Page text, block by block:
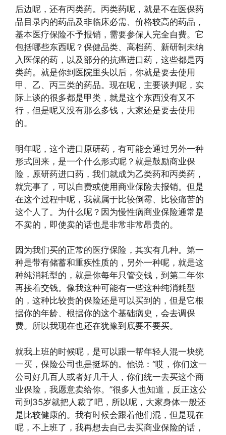
后边呢，还有丙类药。丙类药呢，就是不在医保药
品目录内的药品及非临床必需、价格较高的药品，
基本医疗保险不予报销，需要参保人完全自费。它
包括哪些东西呢？保健品类、高档药、新研制未纳
入医保的药，以及部分的抗癌进口药，这些都是丙
类药。就是你到医院里头以后，你就是要去使用
甲、乙、丙三类的药品。现在呢，主要谈判呢，实
际上谈的很多都是甲类，就是这个东西没有又不
行，但是呢又没有那么多钱，大家还是要去使用
的。
明年呢，这个进口原研药，有可能会通过另外一种
形式回来，是一个什么形式呢？就是鼓励商业保
险，原研药进口药，我们就成为乙类药和丙类药，
就完事了，可以自费或使用商业保险去报销。但是
在这个过程中呢，我就属于比较倒霉、比较痛苦的
这个人了。为什么呢？因为慢性病商业保险通常是
不卖的，即使卖的话也是非常非常昂贵的。
因为我们买的正常的医疗保险，其实有几种。第一
种是带有储蓄和重疾性质的，另外一种呢，就是这
种纯消耗型的，就是你每年只管交钱，到第二年你
再接着交钱。像我这种可能有一些这种纯消耗型
的，这种比较贵的保险还是可以买到的，但是它根
据你的年龄、根据你的这个基础病史，会去调保
费。所以我现在也还在犹豫到底要不要买。
就我上班的时候呢，是可以跟一帮年轻人混一块统
一买，保险公司也是挺坏的。他说：“哎，你们这一
公司好几百人或者好几千人，你们统一去买这个商
业保险，我愿意卖给你。”很多人也知道，反正这公
司到35岁就把人裁了吧，所以呢，大家身体一般还
是比较健康的。我有时候会跟着他们混，但是现在
呢，不上班了，我再想去自己去买商业保险的话，